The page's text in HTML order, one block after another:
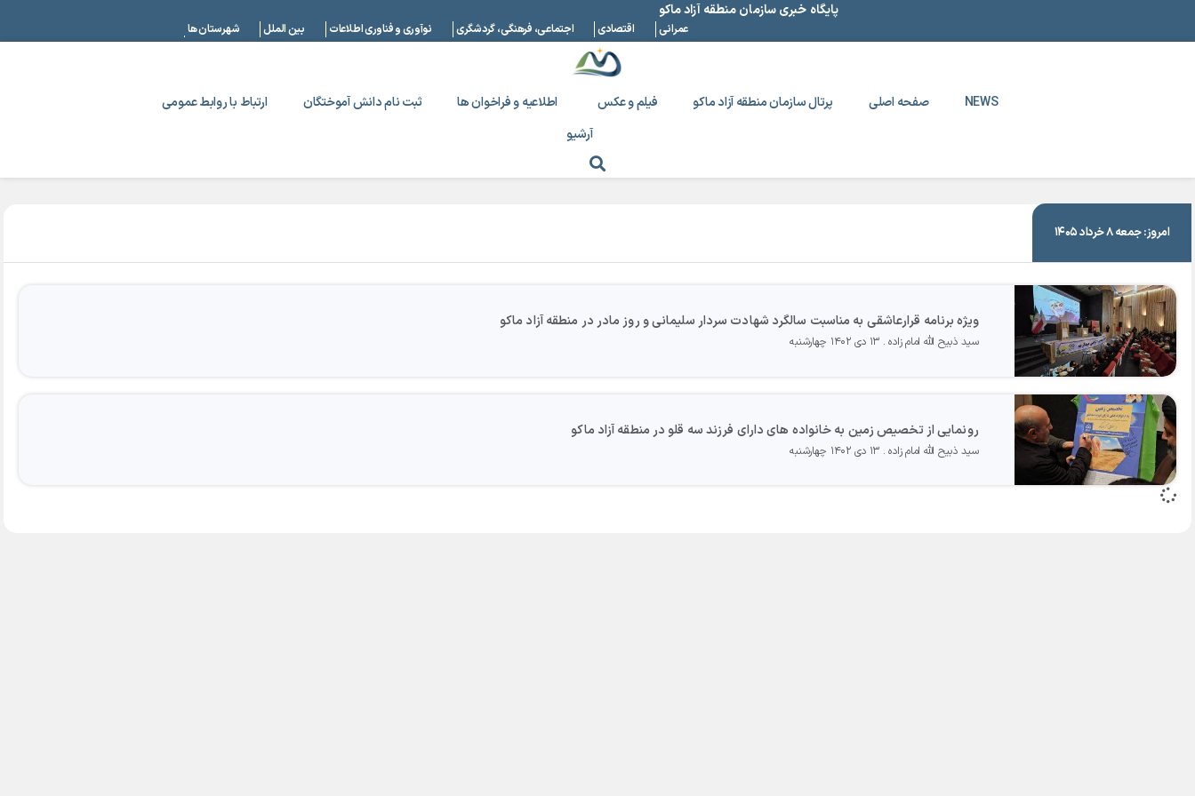
پایگاه خبری سازمان منطقه آزاد ماکو
عمرانی اقتصادی اجتماعی، فرهنگی، گردشگری نوآوری و فناوری اطلاعات بین الملل شهرستان ها
NEWS صفحه اصلی پرتال سازمان منطقه آزاد ماکو فیلم و عکس اطلاعیه و فراخوان ها ثبت نام دانش آموختگان
ارتباط با روابط عمومی
آرشیو
۱۳ دی ۱۴۰۲
امروز: جمعه ۸ خرداد ۱۴۰۵
ویژه برنامه قرارعاشقی به مناسبت سالگرد شهادت سردار سلیمانی و روز مادر در منطقه آزاد ماکو
سید ذبیح الله امام زاده ۱۳ دی ۱۴۰۲ چهارشنبه
رونمایی از تخصیص زمین به خانواده های دارای فرزند سه قلو در منطقه آزاد ماکو
سید ذبیح الله امام زاده ۱۳ دی ۱۴۰۲ چهارشنبه